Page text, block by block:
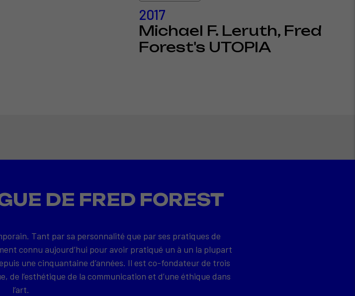
2017
Michael F. Leruth, Fred
Forest's UTOPIA
DE FRED FOREST
Tant par sa personnalité que par ses pratiques de
connu aujourd’hui pour avoir pratiqué un à un la plupart
une cinquantaine d’années. Il est co-fondateur de trois
de l’esthétique de la communication et d’une éthique dans
l’art.